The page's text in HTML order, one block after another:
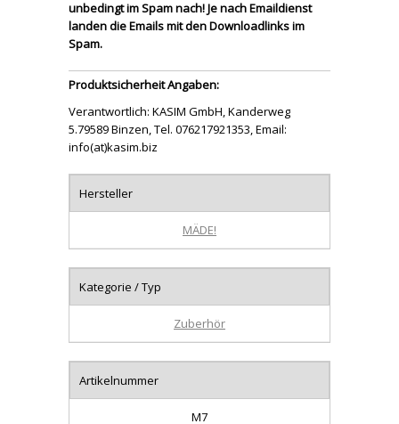
unbedingt im Spam nach! Je nach Emaildienst
landen die Emails mit den Downloadlinks im
Spam.
Produktsicherheit Angaben:
Verantwortlich: KASIM GmbH, Kanderweg
5.79589 Binzen, Tel. 076217921353, Email:
info(at)kasim.biz
Hersteller
MÄDE!
Kategorie / Typ
Zuberhör
Artikelnummer
M7